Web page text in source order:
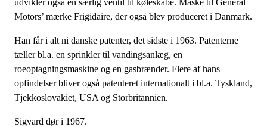
udvikler også en særlig ventil til køleskabe. Måske til General
Motors’ mærke Frigidaire, der også blev produceret i Danmark.
Han får i alt ni danske patenter, det sidste i 1963. Patenterne
tæller bl.a. en sprinkler til vandingsanlæg, en
roeoptagningsmaskine og en gasbrænder. Flere af hans
opfindelser bliver også patenteret internationalt i bl.a. Tyskland,
Tjekkoslovakiet, USA og Storbritannien.
Sigvard dør i 1967.